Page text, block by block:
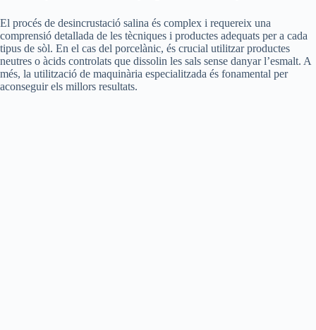
El procés de desincrustació salina és complex i requereix una
comprensió detallada de les tècniques i productes adequats per a cada
tipus de sòl. En el cas del porcelànic, és crucial utilitzar productes
neutres o àcids controlats que dissolin les sals sense danyar l’esmalt. A
més, la utilització de maquinària especialitzada és fonamental per
aconseguir els millors resultats.